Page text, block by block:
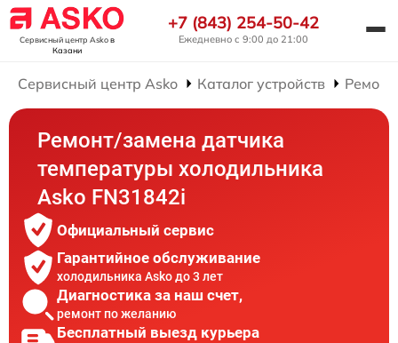
Сервисный центр Askoв
Казани
+7 (843) 254-50-42
Ежедневно с 9:00 до 21:00
Сервисный центр Asko Каталог устройств
Ремонт/замена датчика
температуры холодильника
Asko FN31842i
Официальный сервис
Гарантийное обслуживание
холодильника Asko до 3 лет
Диагностика за наш счет,
ремонт по желанию
Бесплатный выезд курьера